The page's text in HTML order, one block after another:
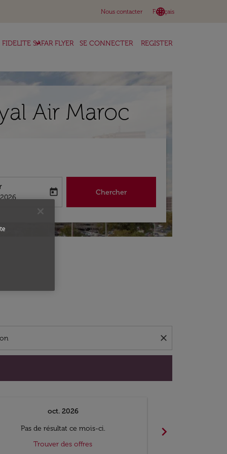
Nous contacter language
Français
keyboard_arrow_down
FIDELITE SAFAR FLYER
keyboard_arrow_down SE CONNECTER REGISTER
Air Maroc
return-date-aria-label
today Chercher
close
oct. 2026
Pas de résultat ce mois-ci.
Trouver des offres
chevron_right